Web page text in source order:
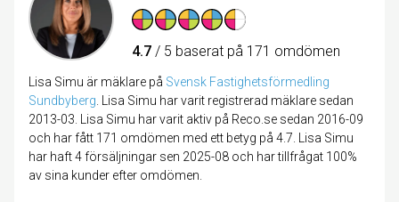
4.7 / 5 baserat på 171 omdömen
Lisa Simu är mäklare på Svensk Fastighetsförmedling
Sundbyberg
Lisa Simu har varit registrerad mäklare sedan
2013-03. Lisa Simu har varit aktiv på Reco.se sedan 2016-09
och har fått 171 omdömen med ett betyg på 4.7. Lisa Simu
har haft 4 försäljningar sen 2025-08 och har tillfrågat 100%
av sina kunder efter omdömen.